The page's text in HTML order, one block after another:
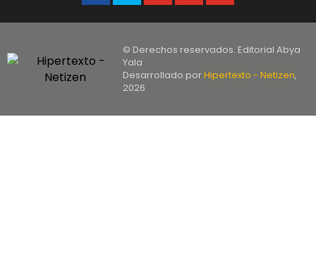
© Derechos reservados. Editorial Abya
Yala
Desarrollado porHipertexto - Netizen,
2026